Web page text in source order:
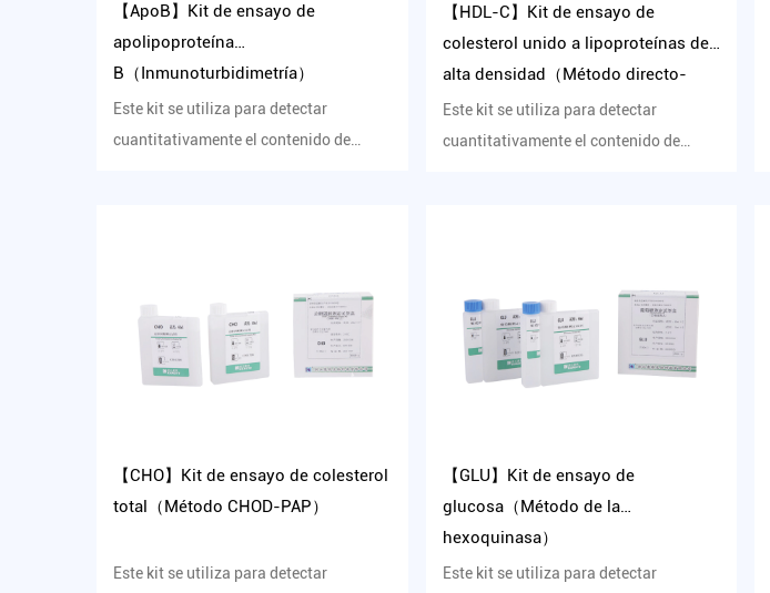
【ApoB】Kit de ensayo de
apolipoproteína
B（Inmunoturbidimetría）
Este kit se utiliza para detectar
cuantitativamente el contenido de
【HDL-C】Kit de ensayo de
colesterol unido a lipoproteínas de
alta densidad（Método directo-
Método de supresión de
selección）
Este kit se utiliza para detectar
cuantitativamente el contenido de
【CHO】Kit de ensayo de colesterol
total（Método CHOD-PAP）
Este kit se utiliza para detectar
【GLU】Kit de ensayo de
glucosa（Método de la
hexoquinasa）
Este kit se utiliza para detectar